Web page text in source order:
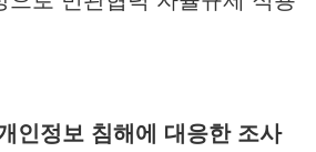
인정보 침해에 대응한 조사